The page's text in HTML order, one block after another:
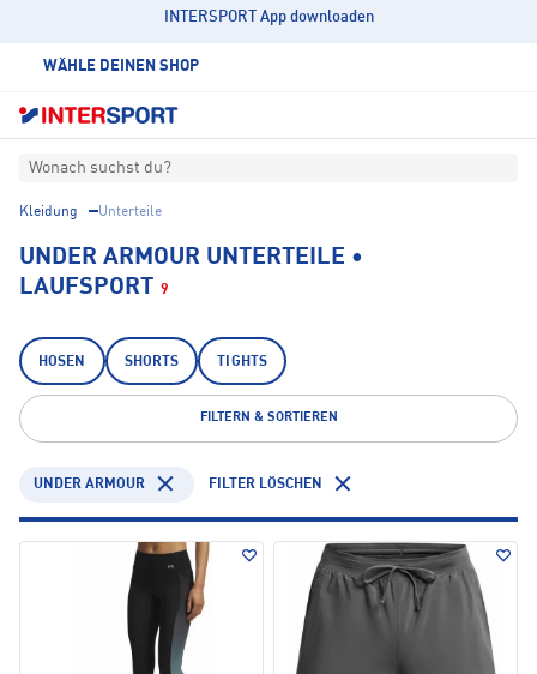
INTERSPORT App downloaden
WÄHLE DEINEN SHOP
Wonach suchst du?
Kleidung Unterteile
UNDER ARMOUR UNTERTEILE •
LAUFSPORT
9
HOSEN SHORTS TIGHTS
FILTERN & SORTIEREN
UNDER ARMOUR FILTER LÖSCHEN